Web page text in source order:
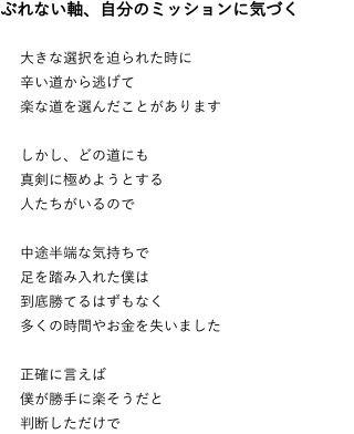
ぶれない軸、自分のミッションに気づく
大きな選択を迫られた時に
辛い道から逃げて
楽な道を選んだことがあります
しかし、どの道にも
真剣に極めようとする
人たちがいるので
中途半端な気持ちで
足を踏み入れた僕は
到底勝てるはずもなく
多くの時間やお金を失いました
正確に言えば
僕が勝手に楽そうだと
判断しただけで